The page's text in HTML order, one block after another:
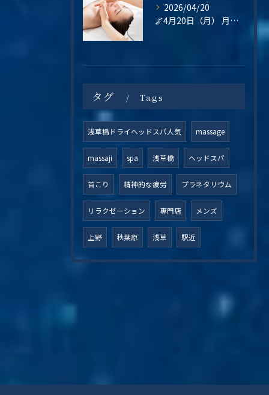
2026/04/20
🌌4月20日（月） 月曜日は、“整えてから始める”という選択を🌿
タグ Tags
浅草橋ドライヘッドスパ人気 massage
massaji spa 浅草橋 ヘッドスパ
首こり 精神的な疲労 プラネタリウム
リラクゼーション 専門店 メンズ
上野 秋葉原 浅草 駅近